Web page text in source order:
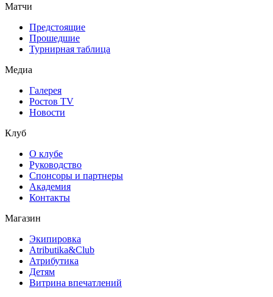
Матчи
Предстоящие
Прошедшие
Турнирная таблица
Медиа
Галерея
Ростов TV
Новости
Клуб
О клубе
Руководство
Спонсоры и партнеры
Академия
Контакты
Магазин
Экипировка
Atributika&Club
Атрибутика
Детям
Витрина впечатлений